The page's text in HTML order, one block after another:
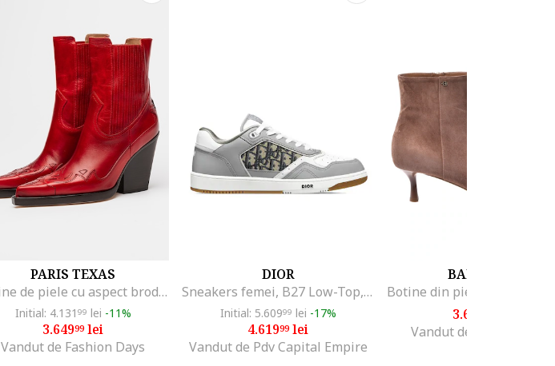
PARIS TEXAS
Botine de piele cu aspect brodat Dallas, Rosu inchis
Initial: 4.131 99 lei -11%
3.64999lei
Vandut de Fashion Days
DIOR
Sneakers femei, B27 Low-Top, Gri
Initial: 5.60999 lei -17%
4.61999lei
Vandut de Pdv Capital Empire
BALDININI
3.600
Vandut de Fashion Days